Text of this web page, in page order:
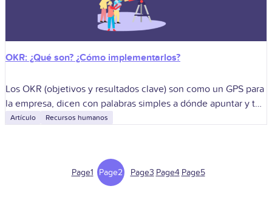
OKR: ¿Qué son? ¿Cómo implementarlos?
Los OKR (objetivos y resultados clave) son como un GPS para
la empresa, dicen con palabras simples a dónde apuntar y te
muestran, en números, cuánto te falta. En el
Artículo Recursos humanos
Page1 Page2 Page3 Page4 Page5